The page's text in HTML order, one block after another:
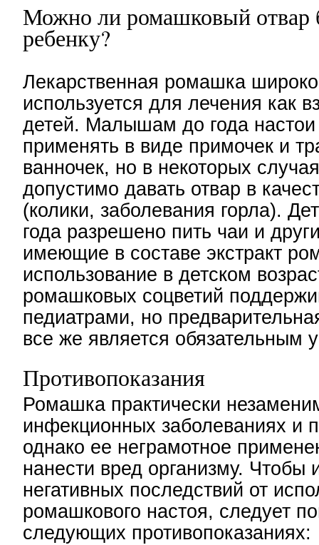
Можно ли ромашковый отвар
ребенку?
Лекарственная ромашка
используется для лечения как
детей. Малышам до года
применять в виде примочек и
ванночек, но в некоторых
допустимо давать отвар в
(колики, заболевания горла).
года разрешено пить чаи и
имеющие в составе экстракт
использование в детском
ромашковых соцветий
педиатрами, но
все же является обязательным
Противопоказания
Ромашка практически
инфекционных заболеваниях и
однако ее неграмотное
нанести вред организму. Чтобы
негативных последствий от
ромашкового настоя, следует
следующих противопоказаниях: